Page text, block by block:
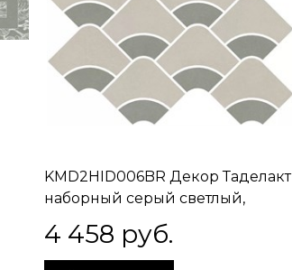
KMD2HID006BR Декор Таделакт
наборный серый светлый,
зелёный светлый матовый
обрезной 30x28x0,9
4 458 руб.